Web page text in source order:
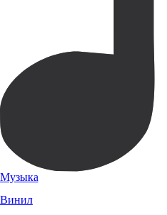
Музыка
Винил